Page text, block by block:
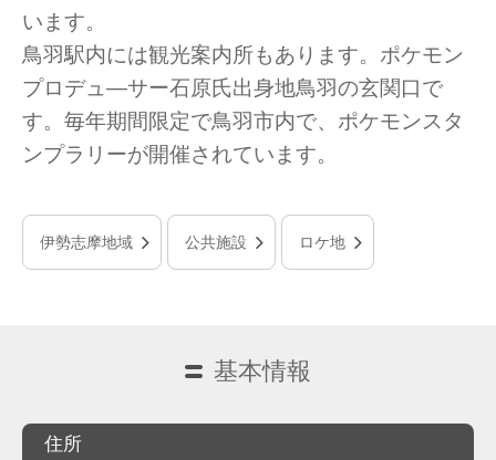
います。
鳥羽駅内には観光案内所もあります。ポケモン
プロデュ―サー石原氏出身地鳥羽の玄関口で
す。毎年期間限定で鳥羽市内で、ポケモンスタ
ンプラリーが開催されています。
伊勢志摩地域 公共施設 ロケ地
基本情報
住所